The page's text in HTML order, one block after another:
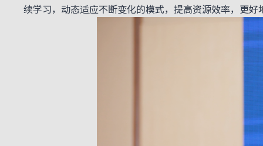
续学习，动态适应不断变化的模式，提高资源效率，更